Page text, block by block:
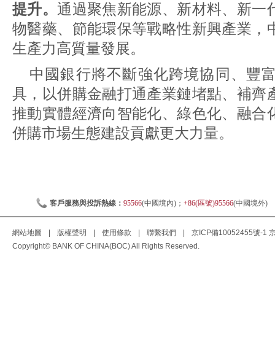
提升。 通過聚焦新能源、新材料、新一
物醫藥、節能環保等戰略性新興產業，
生產力高質量發展。
中國銀行將不斷強化跨境協同、豐
具，以併購金融打通產業鏈堵點、補齊
推動實體經濟向智能化、綠色化、融合
併購市場生態建設貢獻更大力量。
客戶服務與投訴熱線： 95566(中國境內)； +86(區號)95566(中國境外)
網站地圖 版權聲明 使用條款 聯繫我們 京ICP備10052455號-1
Copyright© BANK OF CHINA(BOC) All Rights Reserved.